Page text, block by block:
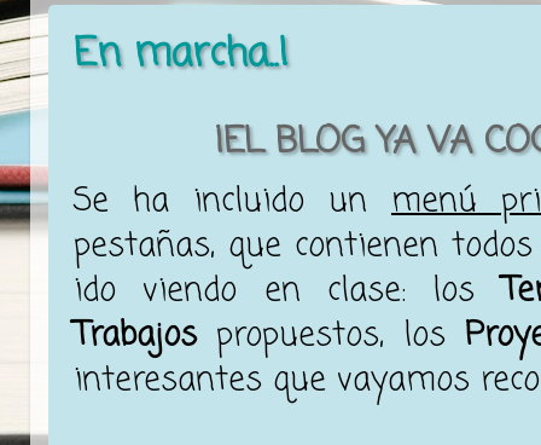
En marcha..!
¡EL BLOG YA VA
Se ha incluido un menú
pestañas, que contienen
ido viendo en clase: los
Trabajospropuestos, los
interesantes que vayamos